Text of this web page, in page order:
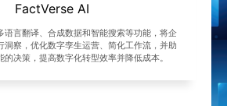
FactVerse AI
语言翻译、合成数据和智能搜索等功能，将企
洞察，优化数字孪生运营、简化工作流，并助
的决策，提高数字化转型效率并降低成本。